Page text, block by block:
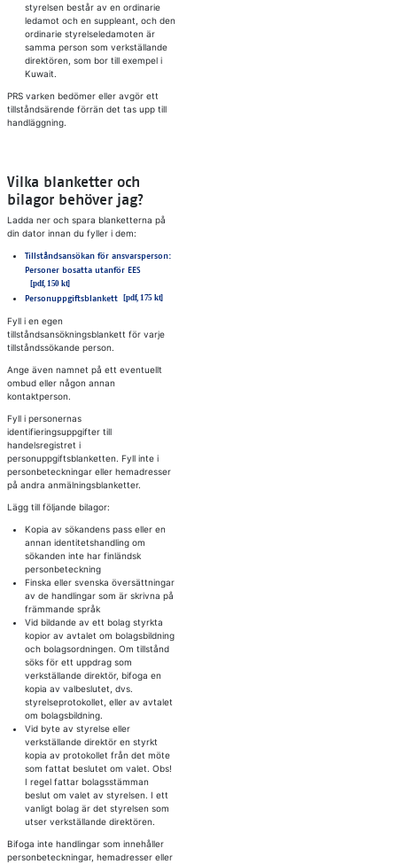
styrelsen består av en ordinarie
ledamot och en suppleant, och den
ordinarie styrelseledamoten är
samma person som verkställande
direktören, som bor till exempel i
Kuwait.
PRS varken bedömer eller avgör ett
tillståndsärende förrän det tas upp till
handläggning.
Vilka blanketter och
bilagor behöver jag?
Ladda ner och spara blanketterna på
din dator innan du fyller i dem:
Tillståndsansökan för ansvarsperson:
Personer bosatta utanför EES
Personuppgiftsblankett
Fyll i en egen
tillståndsansökningsblankett för varje
tillståndssökande person.
Ange även namnet på ett eventuellt
ombud eller någon annan
kontaktperson.
Fyll i personernas
identifieringsuppgifter till
handelsregistret i
personuppgiftsblanketten. Fyll inte i
personbeteckningar eller hemadresser
på andra anmälningsblanketter.
Lägg till följande bilagor:
Kopia av sökandens pass eller en
annan identitetshandling om
sökanden inte har finländsk
personbeteckning
Finska eller svenska översättningar
av de handlingar som är skrivna på
främmande språk
Vid bildande av ett bolag styrkta
kopior av avtalet om bolagsbildning
och bolagsordningen. Om tillstånd
söks för ett uppdrag som
verkställande direktör, bifoga en
kopia av valbeslutet, dvs.
styrelseprotokollet, eller av avtalet
om bolagsbildning.
Vid byte av styrelse eller
verkställande direktör en styrkt
kopia av protokollet från det möte
som fattat beslutet om valet. Obs!
I regel fattar bolagsstämman
beslut om valet av styrelsen. I ett
vanligt bolag är det styrelsen som
utser verkställande direktören.
Bifoga inte handlingar som innehåller
personbeteckningar, hemadresser eller